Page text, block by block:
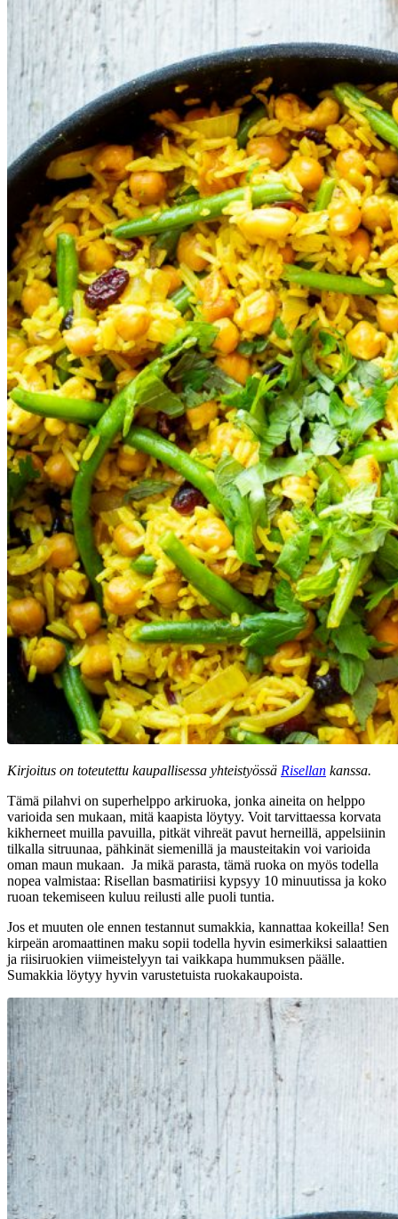
Kirjoitus on toteutettu kaupallisessa yhteistyössä Risellan kanssa.
Tämä pilahvi on superhelppo arkiruoka, jonka aineita on helppo
varioida sen mukaan, mitä kaapista löytyy. Voit tarvittaessa korvata
kikherneet muilla pavuilla, pitkät vihreät pavut herneillä, appelsiinin
tilkalla sitruunaa, pähkinät siemenillä ja mausteitakin voi varioida
oman maun mukaan. Ja mikä parasta, tämä ruoka on myös todella
nopea valmistaa: Risellan basmatiriisi kypsyy 10 minuutissa ja koko
ruoan tekemiseen kuluu reilusti alle puoli tuntia.
Jos et muuten ole ennen testannut sumakkia, kannattaa kokeilla! Sen
kirpeän aromaattinen maku sopii todella hyvin esimerkiksi salaattien
ja riisiruokien viimeistelyyn tai vaikkapa hummuksen päälle.
Sumakkia löytyy hyvin varustetuista ruokakaupoista.